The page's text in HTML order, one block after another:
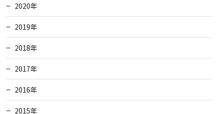
2020年
2019年
2018年
2017年
2016年
2015年